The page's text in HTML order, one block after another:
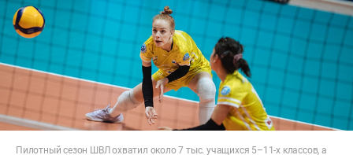
Пилотный сезон ШВЛ охватил около 7 тыс. учащихся 5–11-х классов, а